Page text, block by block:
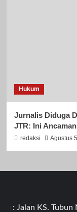
Hukum
Jurnalis Diduga
JTR: Ini
redaksi Agustus
KS. Tubun No.